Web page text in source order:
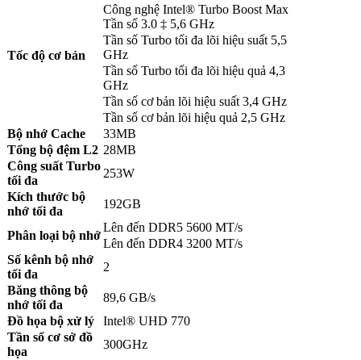
Tốc độ cơ bản
Công nghệ Intel® Turbo Boost Max
Tần số 3.0 ‡ 5,6 GHz
Tần số Turbo tối đa lõi hiệu suất 5,5
GHz
Tần số Turbo tối đa lõi hiệu quả 4,3
GHz
Tần số cơ bản lõi hiệu suất 3,4 GHz
Tần số cơ bản lõi hiệu quả 2,5 GHz
Bộ nhớ Cache
33MB
Tổng bộ đệm L2 28MB
Công suất Turbo
tối đa
253W
Kích thước bộ
nhớ tối đa
192GB
Phân loại bộ nhớ
Lên đến DDR5 5600 MT/s
Lên đến DDR4 3200 MT/s
Số kênh bộ nhớ
tối đa
2
Băng thông bộ
nhớ tối đa
89,6 GB/s
Đồ họa bộ xử lý
Intel® UHD 770
Tần số cơ sở đồ
họa
300GHz